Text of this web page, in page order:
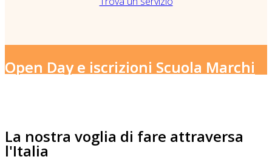
Open Day e iscrizioni Scuola Marchi
La nostra voglia di fare attraversa
l'Italia